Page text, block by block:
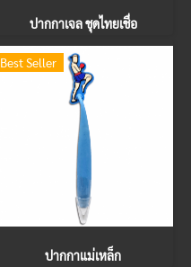
ปากกาเจล ชุดไทยเชื่อ
Best Seller
ปากกาแม่เหล็ก